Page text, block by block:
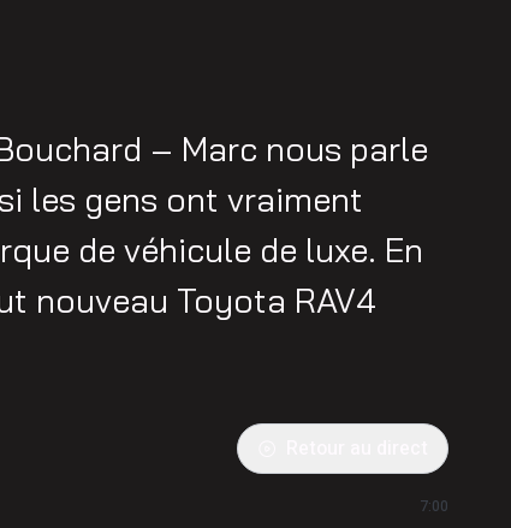
– Marc nous parle
les gens ont vraiment
de véhicule de luxe. En
nouveau Toyota RAV4
7:00